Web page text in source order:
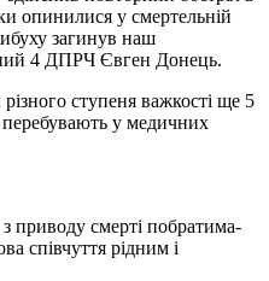
опинилися у смертельній
загинув наш
4 ДПРЧ Євген Донець.
ступеня важкості ще 5
перебувають у медичних
приводу смерті побратима-
співчуття рідним і